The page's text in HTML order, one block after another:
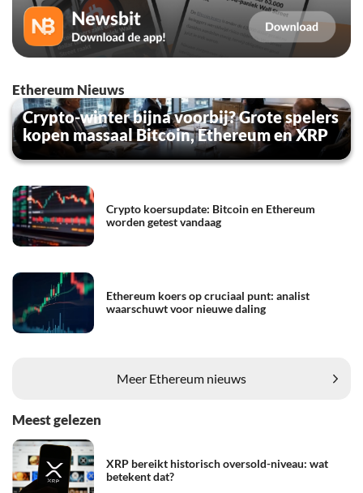
Ethereum Nieuws
Crypto-winter bijna voorbij? Grote spelers
kopen massaal Bitcoin, Ethereum en XRP
Crypto koersupdate: Bitcoin en Ethereum
worden getest vandaag
Ethereum koers op cruciaal punt: analist
waarschuwt voor nieuwe daling
Meer Ethereum nieuws
Meest gelezen
XRP bereikt historisch oversold-niveau: wat
betekent dat?